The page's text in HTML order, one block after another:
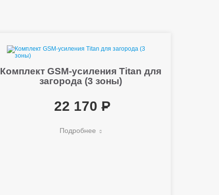
Комплект GSM-усиления Titan для
загорода (3 зоны)
22 170
Подробнее